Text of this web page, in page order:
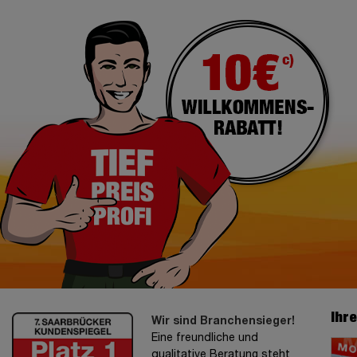
Wir sind Branchensieger!
Eine freundliche und
qualitative Beratung steht